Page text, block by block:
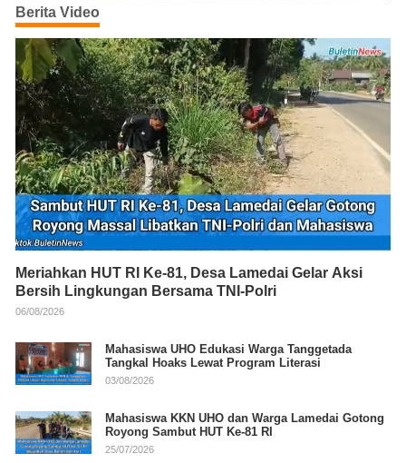
Berita Video
Meriahkan HUT RI Ke-81, Desa Lamedai Gelar Aksi
Bersih Lingkungan Bersama TNI-Polri
06/08/2026
Mahasiswa UHO Edukasi Warga Tanggetada
Tangkal Hoaks Lewat Program Literasi
03/08/2026
Mahasiswa KKN UHO dan Warga Lamedai Gotong
Royong Sambut HUT Ke-81 RI
25/07/2026